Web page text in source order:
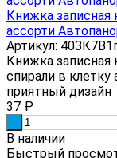
Книжка записная
ассорти
Артикул:
Книжка записная
спирали в
приятный дизайн
37 ₽
В наличии
Быстрый